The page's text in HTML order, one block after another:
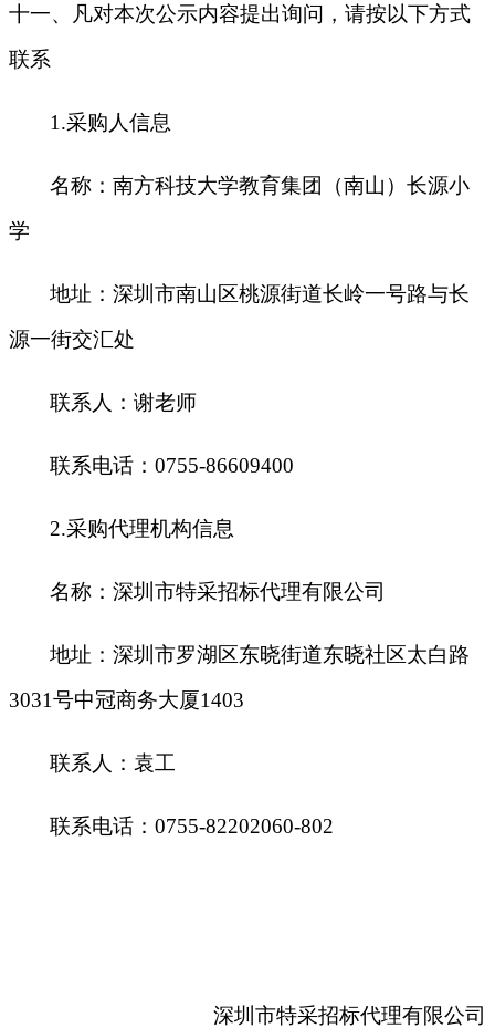
十一、凡对本次公示内容提出询问，请按以下方式
联系
1.采购人信息
名称：南方科技大学教育集团（南山）长源小
学
地址：深圳市南山区桃源街道长岭一号路与长
源一街交汇处
联系人：谢老师
联系电话：0755-86609400
2.采购代理机构信息
名称：深圳市特采招标代理有限公司
地址：深圳市罗湖区东晓街道东晓社区太白路
3031号中冠商务大厦1403
联系人：袁工
联系电话：0755-82202060-802
深圳市特采招标代理有限公司